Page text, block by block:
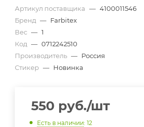
Артикул поставщика — 4100011546
Бренд — Farbitex
Вес — 1
Код — 0712242510
Производитель — Россия
Стикер — Новинка
550 руб./шт
Есть в наличии: 12